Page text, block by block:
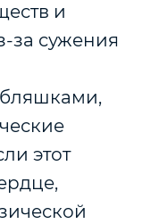
и
за сужения
этот